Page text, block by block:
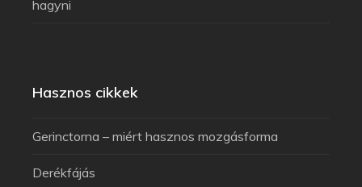
hagyni
Hasznos cikkek
Gerinctorna – miért hasznos mozgásforma
Derékfájás